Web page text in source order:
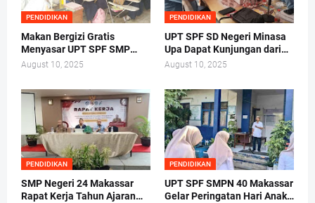
PENDIDIKAN
Makan Bergizi Gratis
Menyasar UPT SPF SMP
Negeri 40 Makassar
August 10, 2025
PENDIDIKAN
UPT SPF SD Negeri Minasa
Upa Dapat Kunjungan dari
Tim Lembaga Administrasi
August 10, 2025
PENDIDIKAN
SMP Negeri 24 Makassar
Rapat Kerja Tahun Ajaran
PENDIDIKAN
UPT SPF SMPN 40 Makassar
Gelar Peringatan Hari Anak